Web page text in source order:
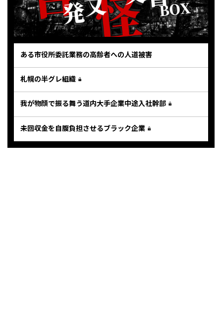
ある市役所委託業務の高齢者への人道被害
札幌の半グレ組織
我が物顔で振る舞う道内大手企業中途入社幹部
未回収金を自腹負担させるブラック企業